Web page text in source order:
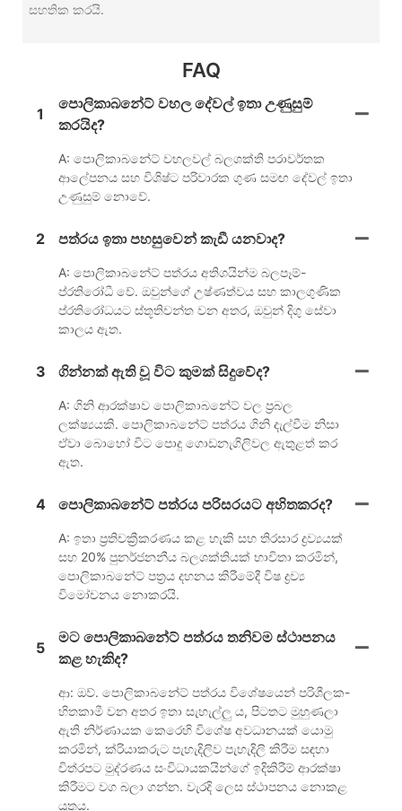
සහතික කරයි.
FAQ
1
පොලිකාබනේට් වහල දේවල් ඉතා උණුසුම්
කරයිද?
A: පොලිකාබනේට් වහලවල් බලශක්ති පරාවර්තක
ආලේපනය සහ විශිෂ්ට පරිවාරක ගුණ සමඟ දේවල් ඉතා
උණුසුම් නොවේ.
2 පත්රය ඉතා පහසුවෙන් කැඩී යනවාද?
A: පොලිකාබනේට් පත්රය අතිශයින්ම බලපෑම්-
ප්රතිරෝධී වේ. ඔවුන්ගේ උෂ්ණත්වය සහ කාලගුණික
ප්රතිරෝධයට ස්තූතිවන්ත වන අතර, ඔවුන් දිගු සේවා
කාලය ඇත.
3 ගින්නක් ඇති වූ විට කුමක් සිදුවේද?
A: ගිනි ආරක්ෂාව පොලිකාබනේට් වල ප්‍රබල
ලක්ෂ්‍යයකි. පොලිකාබනේට් පත්රය ගිනි දැල්වීම නිසා
ඒවා බොහෝ විට පොදු ගොඩනැගිලිවල ඇතුළත් කර
ඇත.
4 පොලිකාබනේට් පත්රය පරිසරයට අහිතකරද?
A: ඉතා ප්‍රතිචක්‍රීකරණය කළ හැකි සහ තිරසාර ද්‍රව්‍යයක්
සහ 20% පුනර්ජනනීය බලශක්තියක් භාවිතා කරමින්,
පොලිකාබනේට් පත්‍රය දහනය කිරීමේදී විෂ ද්‍රව්‍ය
විමෝචනය නොකරයි.
5
මට පොලිකාබනේට් පත්රය තනිවම ස්ථාපනය
කළ හැකිද?
ආ: ඔව්. පොලිකාබනේට් පත්රය විශේෂයෙන් පරිශීලක-
හිතකාමී වන අතර ඉතා සැහැල්ලු ය, පිටතට මුහුණලා
ඇති නිර්ණායක කෙරෙහි විශේෂ අවධානයක් යොමු
කරමින්, ක්රියාකරුට පැහැදිලිව පැහැදිලි කිරීම සඳහා
චිත්රපට මුද්රණය සංවිධායකයින්ගේ ඉදිකිරීම් ආරක්ෂා
කිරීමට වග බලා ගන්න. වැරදි ලෙස ස්ථාපනය නොකළ
යුතුය.